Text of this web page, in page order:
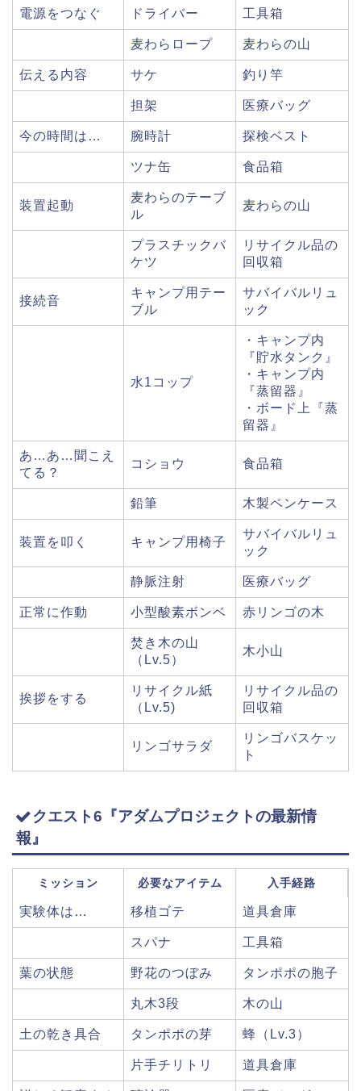
電源をつなぐ ドライバー 工具箱
麦わらロープ 麦わらの山
伝える内容 サケ 釣り竿
担架 医療バッグ
今の時間は… 腕時計 探検ベスト
ツナ缶 食品箱
装置起動
麦わらのテーブ
ル
麦わらの山
プラスチックバ
ケツ
リサイクル品の
回収箱
接続音
キャンプ用テー
ブル
サバイバルリュ
ック
水1コップ
・キャンプ内
『貯水タンク』
・キャンプ内
『蒸留器』
・ボード上『蒸
留器』
あ…あ…聞こえ
てる？
コショウ 食品箱
鉛筆 木製ペンケース
装置を叩く キャンプ用椅子
サバイバルリュ
ック
静脈注射 医療バッグ
正常に作動 小型酸素ボンベ 赤リンゴの木
焚き木の山
（Lv.5）
木小山
挨拶をする
リサイクル紙
（Lv.5)
リサイクル品の
回収箱
リンゴサラダ
リンゴバスケッ
ト
クエスト6『アダムプロジェクトの最新情
報』
ミッション 必要なアイテム 入手経路
実験体は… 移植ゴテ 道具倉庫
スパナ 工具箱
葉の状態 野花のつぼみ タンポポの胞子
丸木3段 木の山
土の乾き具合 タンポポの芽 蜂（Lv.3）
片手チリトリ 道具倉庫